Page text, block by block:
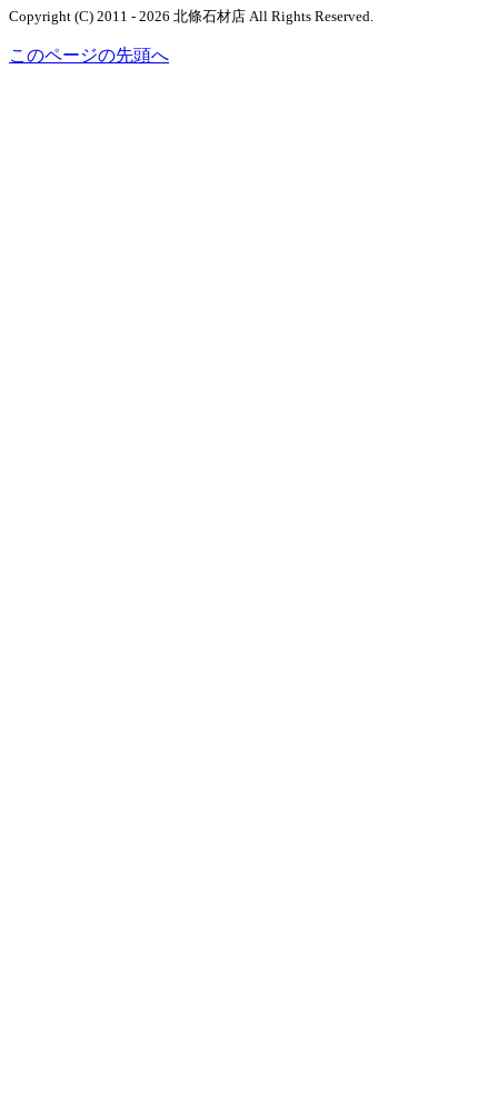
Copyright (C) 2011 - 2026 北條石材店 All Rights Reserved.
このページの先頭へ